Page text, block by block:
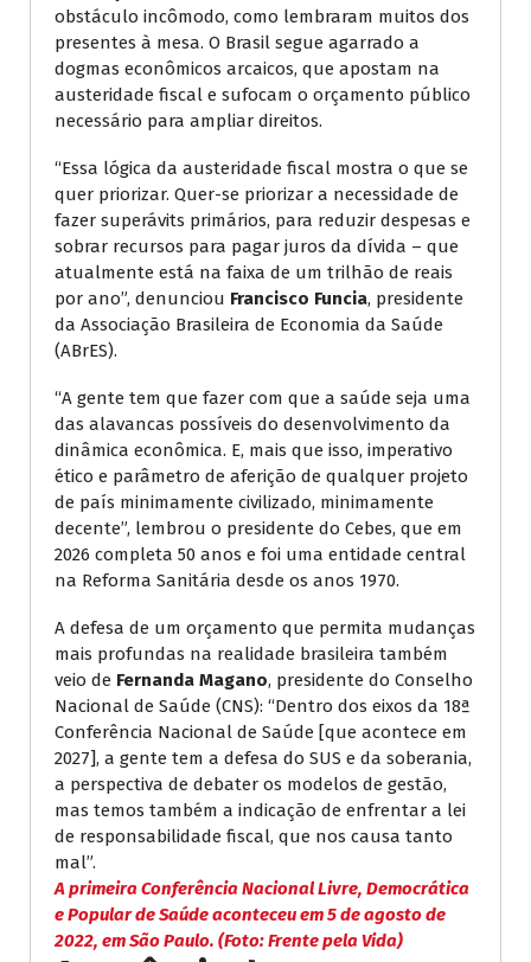
obstáculo incômodo, como lembraram muitos dos
presentes à mesa. O Brasil segue agarrado a
dogmas econômicos arcaicos, que apostam na
austeridade fiscal e sufocam o orçamento público
necessário para ampliar direitos.
“Essa lógica da austeridade fiscal mostra o que se
quer priorizar. Quer-se priorizar a necessidade de
fazer superávits primários, para reduzir despesas e
sobrar recursos para pagar juros da dívida – que
atualmente está na faixa de um trilhão de reais
por ano”, denunciou Francisco Funcia, presidente
da Associação Brasileira de Economia da Saúde
(ABrES).
“A gente tem que fazer com que a saúde seja uma
das alavancas possíveis do desenvolvimento da
dinâmica econômica. E, mais que isso, imperativo
ético e parâmetro de aferição de qualquer projeto
de país minimamente civilizado, minimamente
decente”, lembrou o presidente do Cebes, que em
2026 completa 50 anos e foi uma entidade central
na Reforma Sanitária desde os anos 1970.
A defesa de um orçamento que permita mudanças
mais profundas na realidade brasileira também
veio de Fernanda Magano, presidente do Conselho
Nacional de Saúde (CNS): “Dentro dos eixos da 18ª
Conferência Nacional de Saúde [que acontece em
2027], a gente tem a defesa do SUS e da soberania,
a perspectiva de debater os modelos de gestão,
mas temos também a indicação de enfrentar a lei
de responsabilidade fiscal, que nos causa tanto
mal”.
A primeira Conferência Nacional Livre, Democrática
e Popular de Saúde aconteceu em 5 de agosto de
2022, em São Paulo. (Foto: Frente pela Vida)